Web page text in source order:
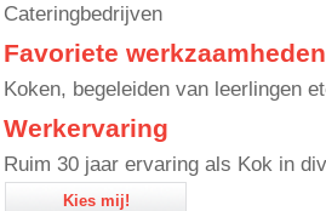
Cateringbedrijven
Favoriete werkzaamheden
Koken, begeleiden van leerlingen
Werkervaring
Ruim 30 jaar ervaring als Kok in
Kies mij!